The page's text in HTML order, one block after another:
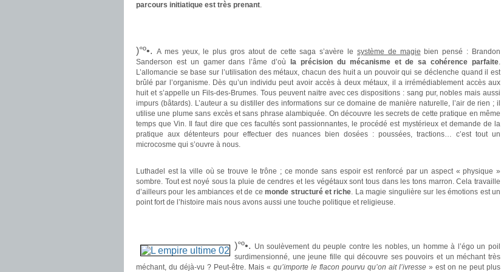
parcours initiatique est très prenant.
)°º•. A mes yeux, le plus gros atout de cette saga s’avère le système de magie bien pensé : Brandon
Sanderson est un gamer dans l’âme d’où
la précision du mécanisme et de sa cohérence parfaite.
L’allomancie se base sur l’utilisation des métaux, chacun des huit a un pouvoir qui se déclenche quand il est
brûlé par l’organisme. Dès qu’un individu peut avoir accès à deux métaux, il a irrémédiablement accès aux
huit et s’appelle un Fils-des-Brumes. Tous peuvent naitre avec ces dispositions : sang pur, nobles mais aussi
impurs (bâtards). L’auteur a su distiller des informations sur ce domaine de manière naturelle, l’air de rien ; il
utilise une plume sans excès et sans phrase alambiquée. On découvre les secrets de cette pratique en même
temps que Vin. Il faut dire que ces facultés sont passionnantes, le procédé est mystérieux et demande de la
pratique aux détenteurs pour effectuer des nuances bien dosées : poussées, tractions… c’est tout un
microcosme qui s’ouvre à nous.
Luthadel est la ville où se trouve le trône ; ce monde sans espoir est renforcé par un aspect « physique »
sombre. Tout est noyé sous la pluie de cendres et les végétaux sont tous dans les tons marron. Cela travaille
d’ailleurs pour les ambiances et de cemonde structuré et riche. La magie singulière sur les émotions est un
point fort de l’histoire mais nous avons aussi une touche politique et religieuse.
)°º•. Un soulèvement du peuple contre les nobles, un homme à l’égo un poil
surdimensionné, une jeune fille qui découvre ses pouvoirs et un méchant très
méchant, du déjà-vu ? Peut-être. Mais « qu’importe le flacon pourvu qu’on ait l’ivresse » est on ne peut plus